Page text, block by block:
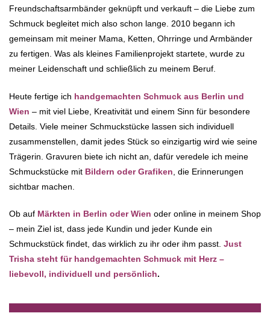
Freundschaftsarmbänder geknüpft und verkauft – die Liebe zum
Schmuck begleitet mich also schon lange. 2010 begann ich
gemeinsam mit meiner Mama, Ketten, Ohrringe und Armbänder
zu fertigen. Was als kleines Familienprojekt startete, wurde zu
meiner Leidenschaft und schließlich zu meinem Beruf.
Heute fertige ich handgemachten Schmuck aus Berlin und
Wien – mit viel Liebe, Kreativität und einem Sinn für besondere
Details. Viele meiner Schmuckstücke lassen sich individuell
zusammenstellen, damit jedes Stück so einzigartig wird wie seine
Trägerin. Gravuren biete ich nicht an, dafür veredele ich meine
Schmuckstücke mit Bildern oder Grafiken , die Erinnerungen
sichtbar machen.
Ob auf Märkten in Berlin oder Wien oder online in meinem Shop
– mein Ziel ist, dass jede Kundin und jeder Kunde ein
Schmuckstück findet, das wirklich zu ihr oder ihm passt. Just
Trisha steht für handgemachten Schmuck mit Herz –
liebevoll, individuell und persönlich.